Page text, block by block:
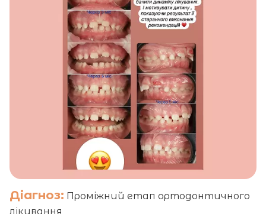
Діагноз: Проміжний етап ортодонтичного
лікування